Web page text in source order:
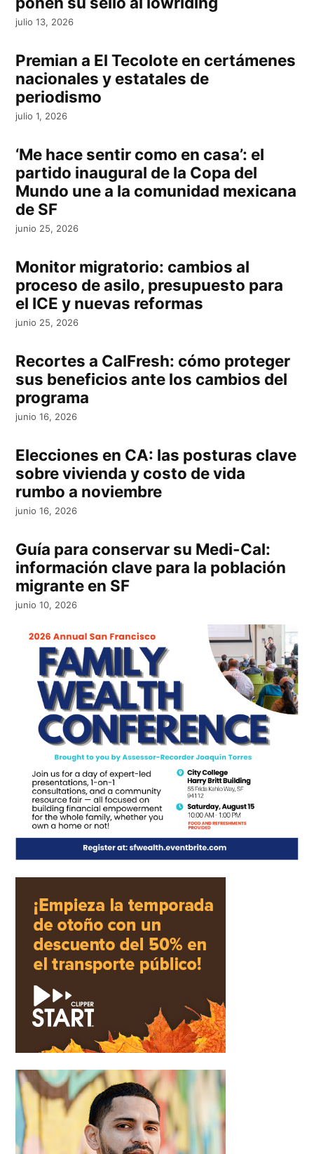
julio 13, 2026
Premian a El Tecolote en certámenes
nacionales y estatales de
periodismo
julio 1, 2026
‘Me hace sentir como en casa’: el
partido inaugural de la Copa del
Mundo une a la comunidad mexicana
de SF
junio 25, 2026
Monitor migratorio: cambios al
proceso de asilo, presupuesto para
el ICE y nuevas reformas
junio 25, 2026
Recortes a CalFresh: cómo proteger
sus beneficios ante los cambios del
programa
junio 16, 2026
Elecciones en CA: las posturas clave
sobre vivienda y costo de vida
rumbo a noviembre
junio 16, 2026
Guía para conservar su Medi-Cal:
información clave para la población
migrante en SF
junio 10, 2026